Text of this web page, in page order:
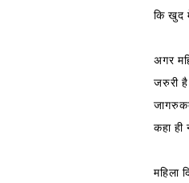
कि खुद
अगर
जरुरी
कहा ही
महिला